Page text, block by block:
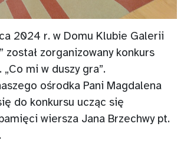
2024 r. w Domu Klubie Galerii
został zorganizowany konkurs
mi w duszy gra”.
ośrodka Pani Magdalena
do konkursu ucząc się
wiersza Jana Brzechwy pt.